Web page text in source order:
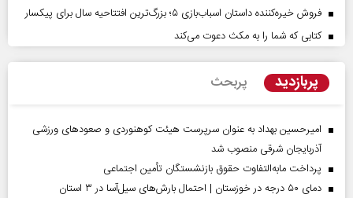
فروش خیره‌کننده داستان اسباب‌بازی ۵؛ بزرگ‌ترین افتتاحیه سال برای پیکسار
کتابی که شما را به مکث دعوت می‌کند
پربازدید پربحث
امیرحسین بهداد به عنوان سرپرست هیئت کوهنوردی و صعودهای ورزشی
آذربایجان شرقی منصوب شد
پرداخت مابه‌التفاوت حقوق بازنشستگان تأمین اجتماعی
دمای ۵۰ درجه در خوزستان | احتمال بارش‌های سیل‌آسا در ۳ استان